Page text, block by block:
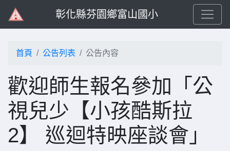
彰化縣芬園鄉富山國小
首頁 公告列表 公告內容
歡迎師生報名參加「公
視兒少【小孩酷斯拉
2】 巡迴特映座談會」